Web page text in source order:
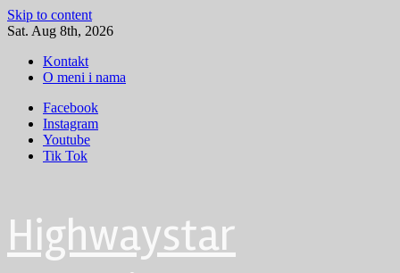
Skip to content
Sat. Aug 8th, 2026
Kontakt
O meni i nama
Facebook
Instagram
Youtube
Tik Tok
Highwaystar